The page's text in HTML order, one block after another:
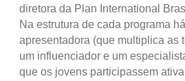
diretora da Plan International
Na estrutura de cada programa
apresentadora (que multiplica as
um influenciador e um
que os jovens participassem